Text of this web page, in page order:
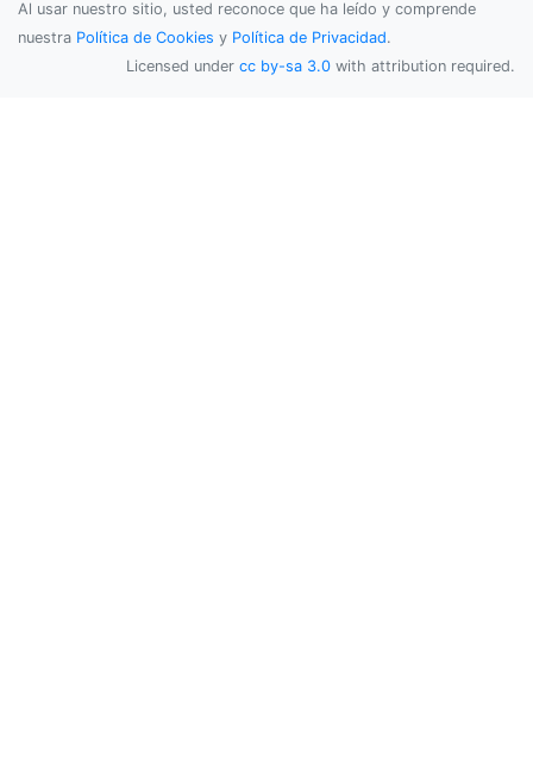
Al usar nuestro sitio, usted reconoce que ha leído y comprende
nuestra Política de Cookies y Política de Privacidad.
Licensed under cc by-sa 3.0 with attribution required.